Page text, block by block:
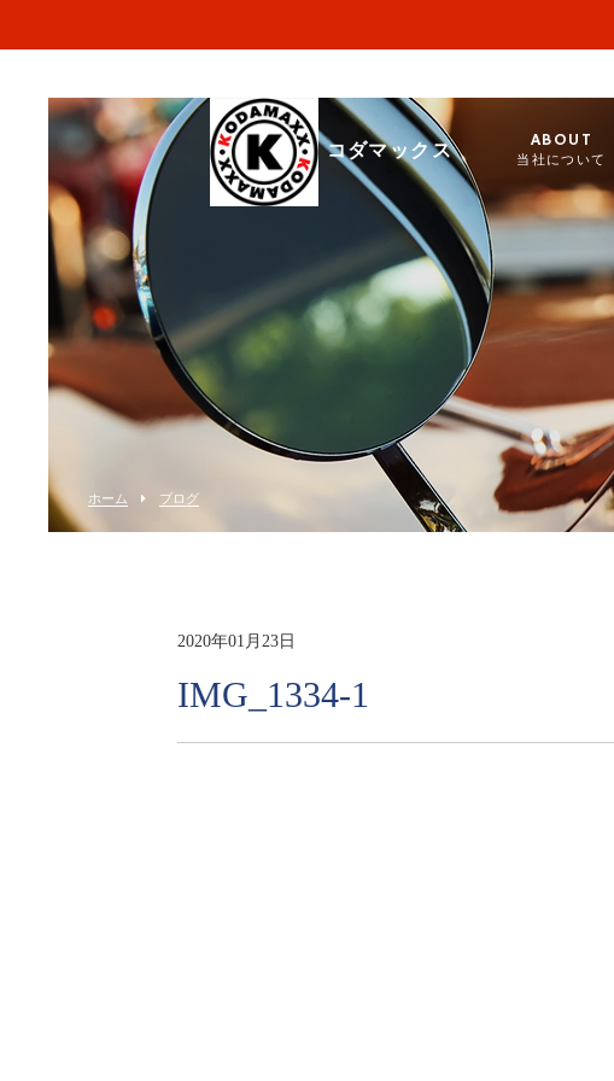
コダマックス
ABOUT
当社について
ホーム ブログ
2020年01月23日
IMG_1334-1